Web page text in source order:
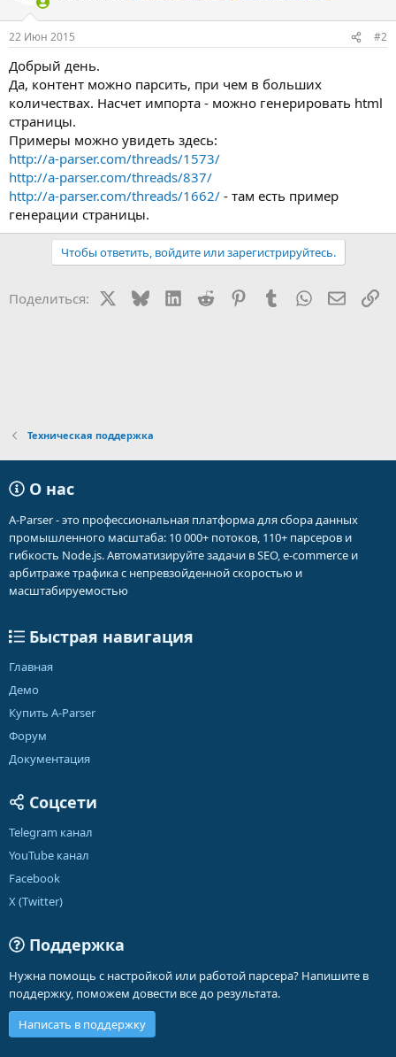
22 Июн 2015 #2
Добрый день.
Да, контент можно парсить, при чем в больших
количествах. Насчет импорта - можно генерировать html
страницы.
Примеры можно увидеть здесь:
http://a-parser.com/threads/1573/
http://a-parser.com/threads/837/
http://a-parser.com/threads/1662/ - там есть пример
генерации страницы.
Чтобы ответить, войдите или зарегистрируйтесь.
Поделиться: BlueskyLinkedIn
Reddit PinterestTumblr WhatsApp
Техническая поддержка
О нас
A-Parser - это профессиональная платформа для сбора данных
промышленного масштаба: 10 000+ потоков, 110+ парсеров и
гибкость Node.js. Автоматизируйте задачи в SEO, e-commerce и
арбитраже трафика с непревзойденной скоростью и
масштабируемостью
Быстрая навигация
Главная
Демо
Купить A-Parser
Форум
Документация
Соцсети
Telegram канал
YouTube канал
Facebook
X (Twitter)
Поддержка
Нужна помощь с настройкой или работой парсера? Напишите в
поддержку, поможем довести все до результата.
Написать в поддержку